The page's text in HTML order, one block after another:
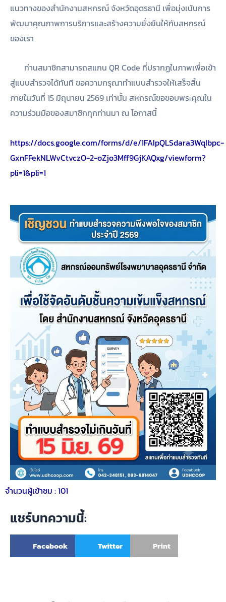
แนวทางของสำนักงานสหกรณ์ จังหวัดอุดรธานี เพื่อมุ่งเน้นการ
พัฒนาคุณภาพการบริการและสร้างความยั่งยืนให้กับสหกรณ์
ของเรา
ท่านสมาชิกสามารถสแกน QR Code ที่ปรากฏในภาพเพื่อเข้า
สู่แบบสำรวจได้ทันที ขอความกรุณาทำแบบสำรวจให้เสร็จสิ้น
ภายในวันที่ 15 มิถุนายน 2569 เท่านั้น สหกรณ์ขอขอบพระคุณใน
ความร่วมมือของสมาชิกทุกท่านมา ณ โอกาสนี้
https://docs.google.com/forms/d/e/1FAIpQLSdara3WqIbpc-
GxnFFekNLWvCtvczO-2-oZjo3Mff9GjKAQxg/viewform?
pli=1&pli=1
จำนวนผู้เข้าชม :101
แชร์บทความนี้:
Facebook Twitter Print